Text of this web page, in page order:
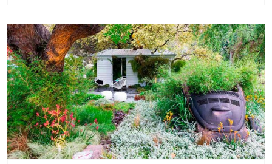
ยังเป็นพื้นที่สำหรับพักผ่อนและชมวิวทิวทัศน์ของโครงการอีก
จุดหนึ่งด้วย ส่วนพื้นที่ภายนอกจัดเป็นสวนป่าเลียนแบบระบบ
นิเวศเดิมของพื้นที่บริเวณนี้คู่กับบ่อน้ำขนาดใหญ่ที่จัดให้มี
ระบบหมุนเวียนน้ำและความลึกในระดับต่างกัน เพื่อให้เกิด
ลักษณะภูมิประเทศที่หลากหลาย ตั้งแต่พื้นที่ริมน้ำ ป่าน้ำตก
เขาหินปูน ป่าดิบลุ่มไปจนถึงป่าเบญจพรรณ โดยเราสามารถ
ศึกษาระบบนิเวศต่างๆ ในป่าได้จากการเดินบนทางเดินชม
เรือนยอด (skywalk) อีกหนึ่งสิ่งที่สำคัญและน่าสนใจไม่น้อย
ลอยฟุ้งดังภาพในความฝัน นี่เป็นบรรยากาศของสวนสวย
เบื้องหน้าที่ผู้เขียนได้สัมผัส โดยมี คุณเหน่ง – โชคชัย รัตน
ภราดร เจ้าของบ้าน แบ่งปันเรื่องราวที่มาของสวนให้เราฟัง
อย่างน่าสนใจ “ครอบครัวเราอาศัยอยู่คอนโดมาหลายสิบปี
พื้นที่สำหรับปลูกต้นไม้หรือได้เห็นธรรมชาติใกล้ๆ ก็แทบไม่มี
พอคิดจะเลือกซื้อบ้านสักหลัง สิ่งแรกที่ผมคิดไว้คืออยากได้
บ้านที่มีพื้นที่สวนกว้างๆ เพราะตัวผมเองชอบธรรมชาติและ